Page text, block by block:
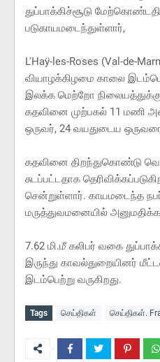
துப்பாக்கிச்சூடு
படுகாயமடைந்துள்ளார்,
L'Haÿ-les-Roses (Val-de-
வியாழக்கிழமை காலை
இலக்க மெற்றோ
கதவினை முற்பகல் 11 மணி
ஒருவர், 24 வயதுடைய ஒருவரை
கதவினை திறந்துகொண்டு
சுடப்பட்டதாக
சென்றுள்ளார். காயமடைந்த
மருத்துவமனையில்
7.62 மி.மீ கலிபர் வகை
இருந்து காவல்துறையினர்
இடம்பெற்று வருகிறது.
Tags செய்திகள் செய்திகள்.